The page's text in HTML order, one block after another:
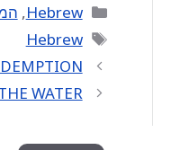
Categories
Hebrew
,
Tags
Hebrew
WATER